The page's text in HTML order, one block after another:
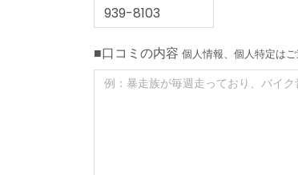
■口コミの内容 個人情報、個人特定は